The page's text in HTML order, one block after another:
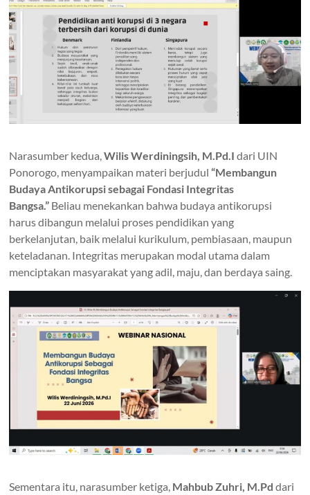
Narasumber kedua,Wilis Werdiningsih, M.Pd.I dari UIN
Ponorogo, menyampaikan materi berjudul“Membangun
Budaya Antikorupsi sebagai Fondasi Integritas
Bangsa.” Beliau menekankan bahwa budaya antikorupsi
harus dibangun melalui proses pendidikan yang
berkelanjutan, baik melalui kurikulum, pembiasaan, maupun
keteladanan. Integritas merupakan modal utama dalam
menciptakan masyarakat yang adil, maju, dan berdaya saing.
Sementara itu, narasumber ketiga, Mahbub Zuhri, M.Pd dari